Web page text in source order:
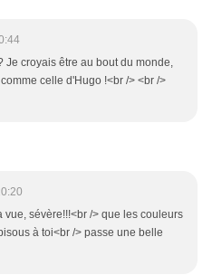
Je croyais être au bout du monde,
celle d'Hugo !<br /> <br />
vue, sévère!!!<br /> que les couleurs
à toi<br /> passe une belle